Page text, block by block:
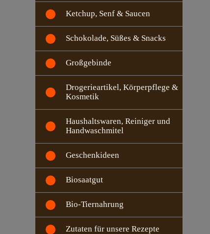
Ketchup, Senf & Saucen
Schokolade, Süßes & Snacks
Großgebinde
Drogerieartikel, Körperpflege &
Kosmetik
Haushaltswaren, Reiniger und
Handwaschmitel
Geschenkideen
Biosaatgut
Bio-Tiernahrung
Zutaten für unsere Rezepte